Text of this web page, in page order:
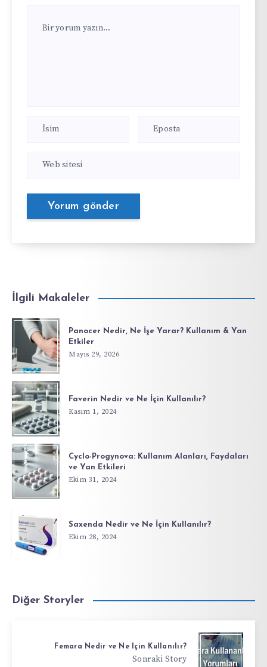
İlgili Makaleler
Panocer Nedir, Ne İşe Yarar? Kullanım & Yan
Etkiler
Mayıs 29, 2026
Faverin Nedir ve Ne İçin Kullanılır?
Kasım 1, 2024
Cyclo-Progynova: Kullanım Alanları, Faydaları
ve Yan Etkileri
Ekim 31, 2024
Saxenda Nedir ve Ne İçin Kullanılır?
Ekim 28, 2024
Diğer Storyler
Femara Nedir ve Ne Için Kullanılır?
Sonraki Story